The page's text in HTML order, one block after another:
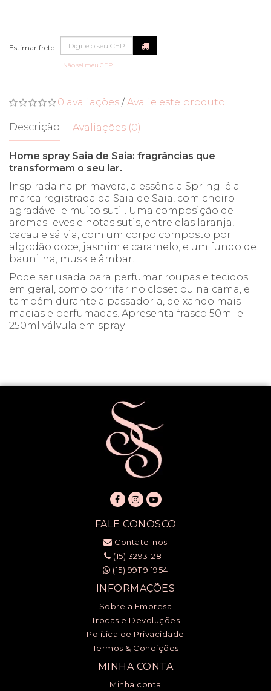
Não sei meu CEP
0 avaliações /Avalie este produto
Descrição Avaliações (0)
Home spray Saia de Saia: fragrâncias que
transformam o seu lar.
Inspirada na primavera, a essência Spring é a
marca registrada da Saia de Saia, com cheiro
agradável e muito sutil. Uma composição de
aromas leves e notas sutis, entre elas laranja,
cacau e sálvia, com um corpo composto por
algodão doce, jasmim e caramelo, e um fundo de
baunilha, musk e âmbar.
Pode ser usada para perfumar roupas e tecidos
em geral, como borrifar no closet ou na cama, e
também durante a passadoria, deixando mais
macias e perfumadas. Apresenta frasco 50ml e
250ml válvula em spray.
FALE CONOSCO
Contate-nos
(15) 3293-2811
(15) 99119 1954
INFORMAÇÕES
Sobre a Empresa
Trocas e Devoluções
Política de Privacidade
Termos & Condições
MINHA CONTA
Minha conta